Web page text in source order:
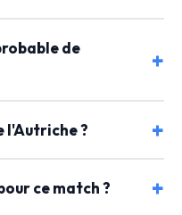
de
l'Autriche ?
ce match ?